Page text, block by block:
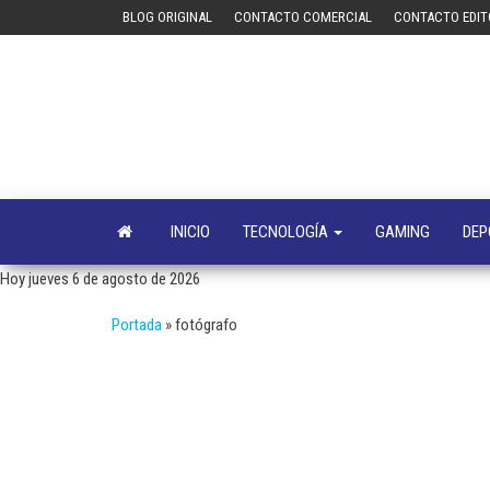
BLOG ORIGINAL CONTACTO COMERCIAL CONTACTO
INICIO TECNOLOGÍA GAMING
Hoy jueves 6 de agosto de 2026
Portada »fotógrafo